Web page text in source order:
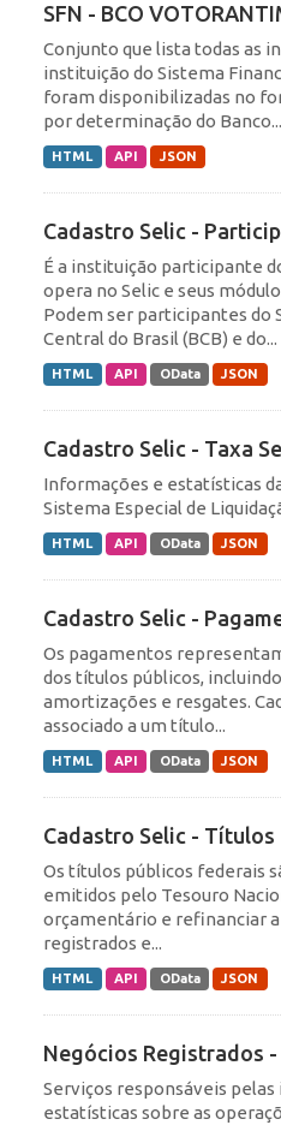
SFN - BCO
Conjunto que lista todas as
instituição do Sistema
foram disponibilizadas no
por determinação do Banco...
HTML API JSON
Cadastro Selic -
É a instituição participante
opera no Selic e seus
Podem ser participantes do
Central do Brasil (BCB) e do...
HTML API OData JSON
Cadastro Selic - Taxa
Informações e estatísticas
Sistema Especial de
HTML API OData JSON
Cadastro Selic -
Os pagamentos
dos títulos públicos,
amortizações e resgates.
associado a um título...
HTML API OData JSON
Cadastro Selic - Títulos
Os títulos públicos federais
emitidos pelo Tesouro
orçamentário e refinanciar a
registrados e...
HTML API OData JSON
Negócios Registrados -
Serviços responsáveis
estatísticas sobre as